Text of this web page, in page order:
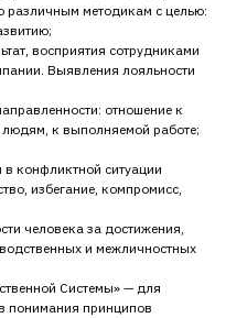
различным методикам с целью:
восприятия сотрудниками
Выявления лояльности
отношение к
к выполняемой работе;
в конфликтной ситуации
избегание, компромисс,
человека за достижения,
и межличностных
Системы» — для
понимания принципов